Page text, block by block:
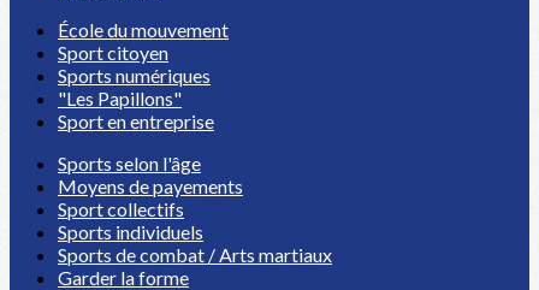
École du mouvement
Sport citoyen
Sports numériques
"Les Papillons"
Sport en entreprise
Sports selon l'âge
Moyens de payements
Sport collectifs
Sports individuels
Sports de combat / Arts martiaux
Garder la forme